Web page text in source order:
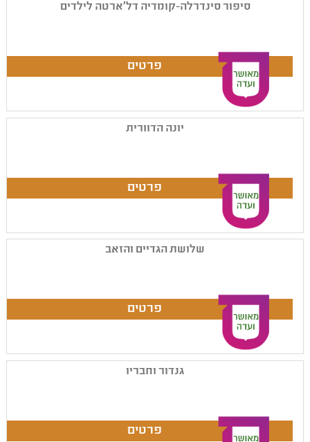
סיפור סינדרלה-קומדיה דל'ארטה לילדים
יונה הדוורית
שלושת הגדיים והזאב
גנדור וחבריו